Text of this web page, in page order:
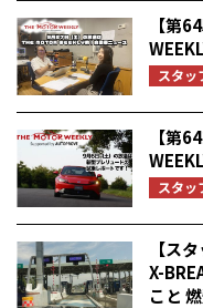
【第
スタッ
【第
スタッ
【ス
X-
こと